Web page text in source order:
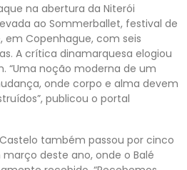
na abertura da Niterói
ao Sommerballet, festival de
em Copenhague, com seis
A crítica dinamarquesa elogiou
“Uma noção moderna de um
onde corpo e alma devem
publicou o portal
também passou por cinco
deste ano, onde o Balé